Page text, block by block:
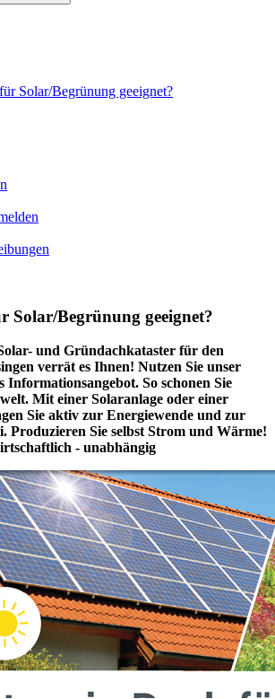
Solar/Begrünung geeignet?
Solar/Begrünung geeignet?
und Gründachkataster für den
verrät es Ihnen! Nutzen Sie unser
Informationsangebot. So schonen Sie
Mit einer Solaranlage oder einer
Sie aktiv zur Energiewende und zur
Produzieren Sie selbst Strom und Wärme!
- unabhängig